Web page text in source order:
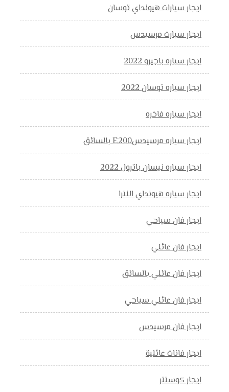
ايجار سيارات هيونداي توسان
ايجار سيارت مرسيدس
ايجار سياره باجيرو 2022
ايجار سياره توسان 2022
ايجار سياره فاخره
ايجار سياره مرسيدسE200 بالسائق
ايجار سياره نيسان باترول 2022
ايجار سياره هيونداي النترا
ايجار فان سياحي
ايجار فان عائلي
ايجار فان عائلي بالسائق
ايجار فان عائلي سياحي
ايجار فان مرسيدس
ايجار فانات عائلية
ايجار كوستتر